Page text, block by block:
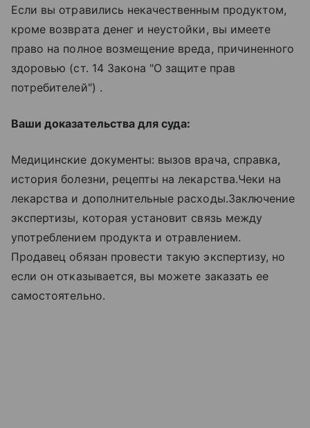
Если вы отравились некачественным продуктом,
кроме возврата денег и неустойки, вы имеете
право на полное возмещение вреда, причиненного
здоровью (ст. 14 Закона "О защите прав
потребителей") .
Ваши доказательства для суда:
Медицинские документы: вызов врача, справка,
история болезни, рецепты на лекарства.Чеки на
лекарства и дополнительные расходы.Заключение
экспертизы, которая установит связь между
употреблением продукта и отравлением.
Продавец обязан провести такую экспертизу, но
если он отказывается, вы можете заказать ее
самостоятельно.